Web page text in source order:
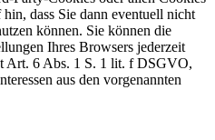
dass Sie dann eventuell nicht
können. Sie können die
Ihres Browsers jederzeit
Art. 6 Abs. 1 S. 1 lit. f DSGVO,
aus den vorgenannten